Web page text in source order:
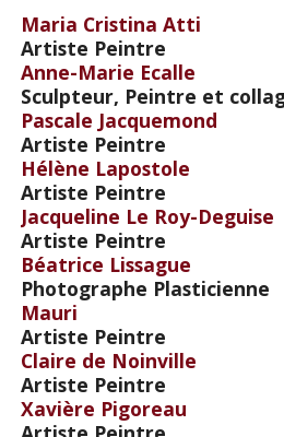
Maria Cristina Atti
Artiste Peintre
Anne-Marie Ecalle
Sculpteur, Peintre et
Pascale Jacquemond
Artiste Peintre
Hélène Lapostole
Artiste Peintre
Jacqueline Le Roy-Deguise
Artiste Peintre
Béatrice Lissague
Photographe Plasticienne
Mauri
Artiste Peintre
Claire de Noinville
Artiste Peintre
Xavière Pigoreau